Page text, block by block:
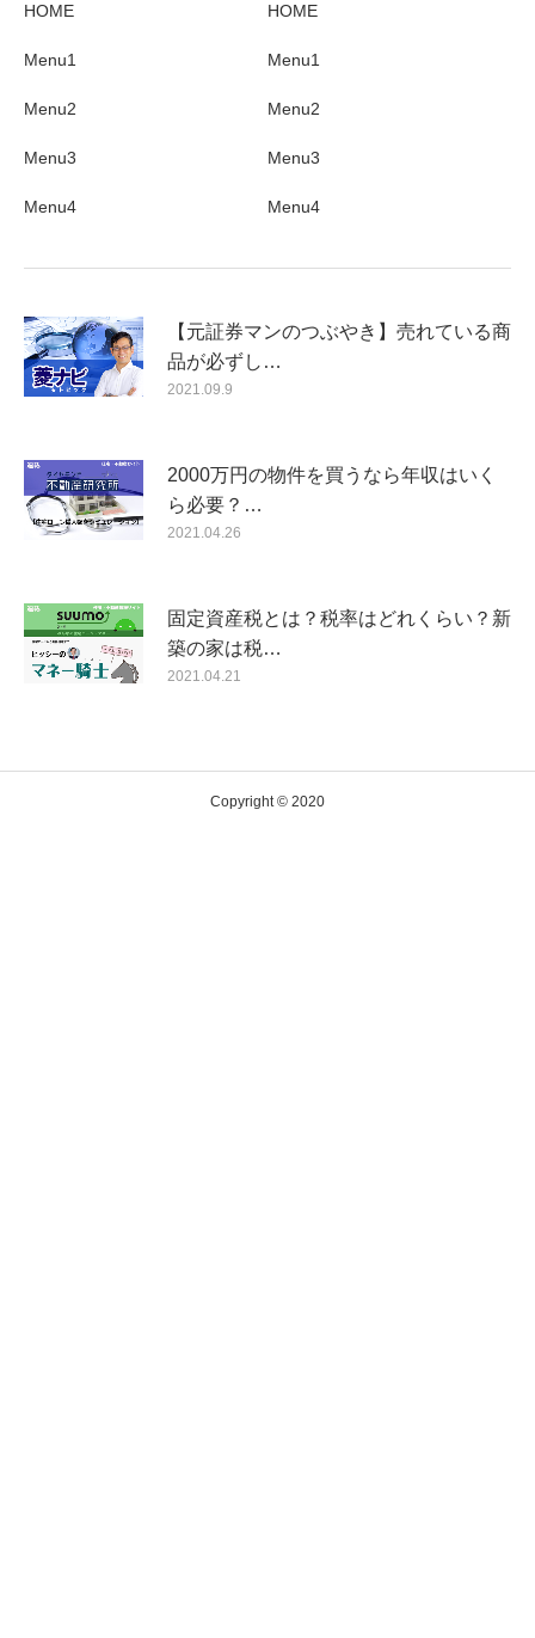
HOME
Menu1
Menu2
Menu3
Menu4
HOME
Menu1
Menu2
Menu3
Menu4
【元証券マンのつぶやき】売れている商
品が必ずし…
2021.09.9
2000万円の物件を買うなら年収はいく
ら必要？…
2021.04.26
固定資産税とは？税率はどれくらい？新
築の家は税…
2021.04.21
Copyright © 2020